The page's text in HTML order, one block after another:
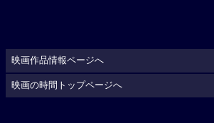
映画作品情報ページへ
映画の時間トップページへ